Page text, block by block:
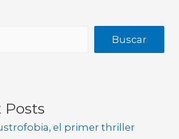
Buscar
Posts
el primer thriller